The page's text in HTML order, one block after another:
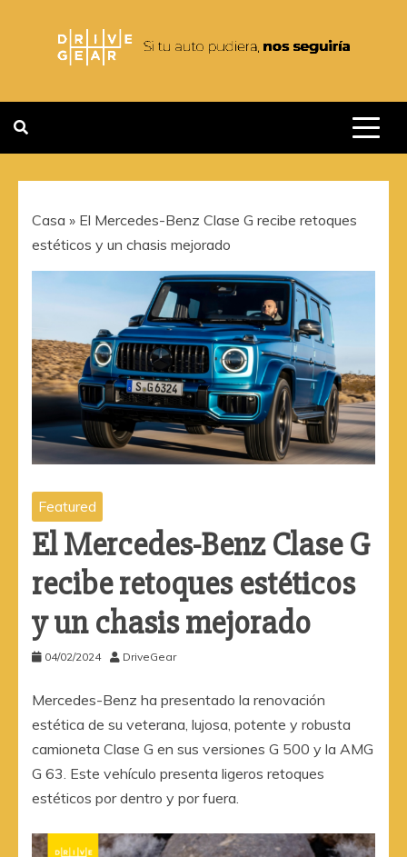
contenido
DRIVEGEAR
Casa » El Mercedes-Benz Clase G recibe retoques
estéticos y un chasis mejorado
Featured
El Mercedes-Benz Clase G
recibe retoques estéticos
y un chasis mejorado
04/02/2024 DriveGear
Mercedes-Benz ha presentado la renovación
estética de su veterana, lujosa, potente y robusta
camioneta Clase G en sus versiones G 500 y la AMG
G 63. Este vehículo presenta ligeros retoques
estéticos por dentro y por fuera.